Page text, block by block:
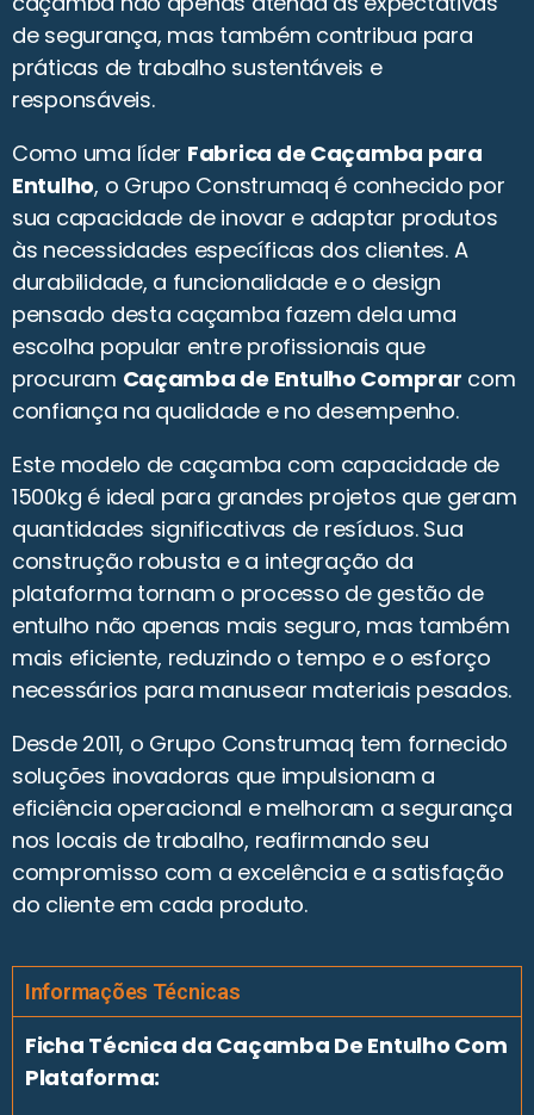
de segurança, mas também contribua para
práticas de trabalho sustentáveis e
responsáveis.
Como uma líder Fabrica de Caçamba para
Entulho, o Grupo Construmaq é conhecido por
sua capacidade de inovar e adaptar produtos
às necessidades específicas dos clientes. A
durabilidade, a funcionalidade e o design
pensado desta caçamba fazem dela uma
escolha popular entre profissionais que
procuram Caçamba de Entulho Comprar com
confiança na qualidade e no desempenho.
Este modelo de caçamba com capacidade de
1500kg é ideal para grandes projetos que geram
quantidades significativas de resíduos. Sua
construção robusta e a integração da
plataforma tornam o processo de gestão de
entulho não apenas mais seguro, mas também
mais eficiente, reduzindo o tempo e o esforço
necessários para manusear materiais pesados.
Desde 2011, o Grupo Construmaq tem fornecido
soluções inovadoras que impulsionam a
eficiência operacional e melhoram a segurança
nos locais de trabalho, reafirmando seu
compromisso com a excelência e a satisfação
do cliente em cada produto.
Informações Técnicas
Ficha Técnica da Caçamba De Entulho Com
Plataforma: